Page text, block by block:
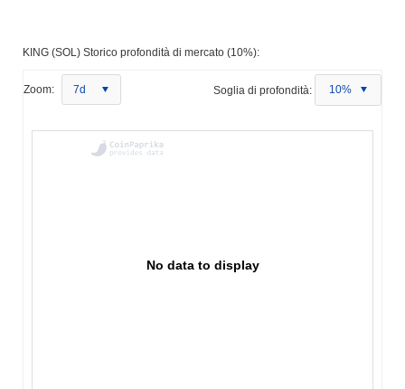
KING (SOL) Storico profondità di mercato (10%):
Zoom: 7d Soglia di profondità: 10%
No data to display